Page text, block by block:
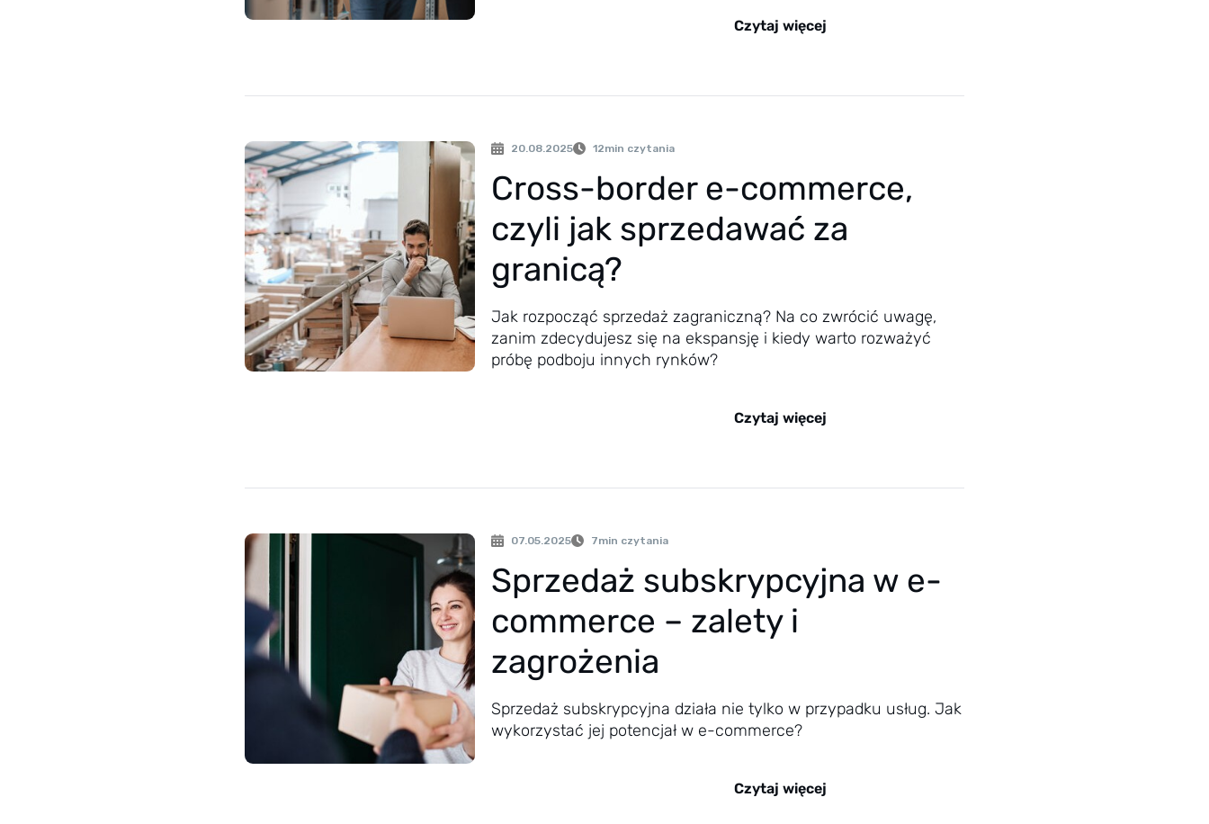
Czytaj więcej
20.08.2025 12min czytania
Cross-border e-commerce,
czyli jak sprzedawać za
granicą?
Jak rozpocząć sprzedaż zagraniczną? Na co zwrócić uwagę,
zanim zdecydujesz się na ekspansję i kiedy warto rozważyć
próbę podboju innych rynków?
Czytaj więcej
07.05.2025 7min czytania
Sprzedaż subskrypcyjna w e-
commerce – zalety i
zagrożenia
Sprzedaż subskrypcyjna działa nie tylko w przypadku usług. Jak
wykorzystać jej potencjał w e-commerce?
Czytaj więcej